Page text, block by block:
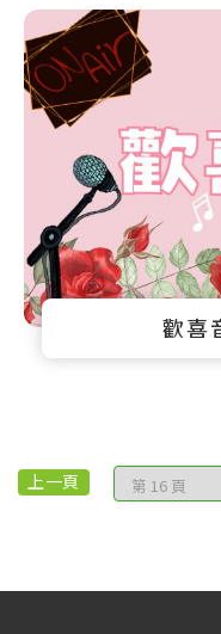
歡喜
上一頁